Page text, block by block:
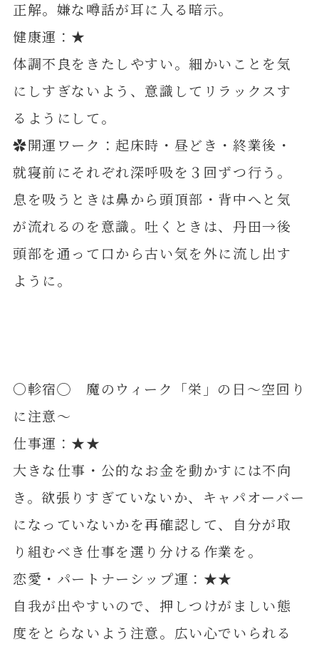
正解。嫌な噂話が耳に入る暗示。
健康運：★
体調不良をきたしやすい。細かいことを気
にしすぎないよう、意識してリラックスす
るようにして。
✿開運ワーク：起床時・昼どき・終業後・
就寝前にそれぞれ深呼吸を３回ずつ行う。
息を吸うときは鼻から頭頂部・背中へと気
が流れるのを意識。吐くときは、丹田→後
頭部を通って口から古い気を外に流し出す
ように。
〇軫宿◯ 魔のウィーク「栄」の日～空回り
に注意～
仕事運：★★
大きな仕事・公的なお金を動かすには不向
き。欲張りすぎていないか、キャパオーバー
になっていないかを再確認して、自分が取
り組むべき仕事を選り分ける作業を。
恋愛・パートナーシップ運：★★
自我が出やすいので、押しつけがましい態
度をとらないよう注意。広い心でいられる